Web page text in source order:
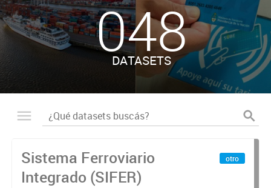
048
DATASETS
Sistema Ferroviario
Integrado (SIFER)
otro